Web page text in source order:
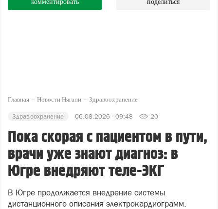
комментировать поделиться
Главная Новости Нягани Здравоохранение
Здравоохранение 06.08.2026 - 09:48 20
Пока скорая с пациентом в пути,
врачи уже знают диагноз: в
Югре внедряют теле-ЭКГ
В Югре продолжается внедрение системы
дистанционного описания электрокардиограмм.